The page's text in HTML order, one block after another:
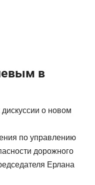
в
о новом
по управлению
дорожного
Ерлана